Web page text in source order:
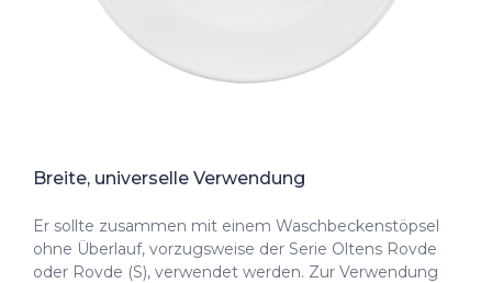
Breite, universelle Verwendung
Er sollte zusammen mit einem Waschbeckenstöpsel
ohne Überlauf, vorzugsweise der Serie Oltens Rovde
oder Rovde (S), verwendet werden. Zur Verwendung